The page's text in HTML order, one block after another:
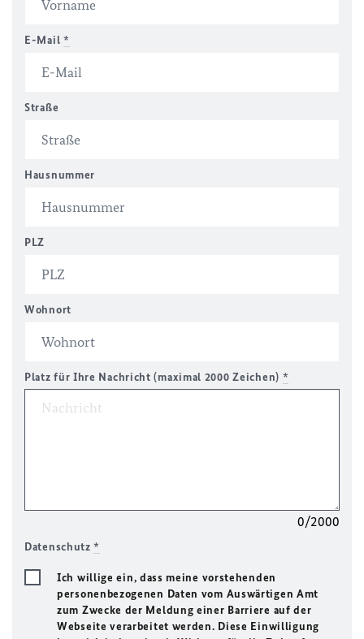
E-Mail *
Straße
Hausnummer
PLZ
Wohnort
Platz für Ihre Nachricht (maximal 2000 Zeichen) *
0/2000
Datenschutz*
Ich willige ein, dass meine vorstehenden
personenbezogenen Daten vom Auswärtigen Amt
zum Zwecke der Meldung einer Barriere auf der
Webseite verarbeitet werden. Diese Einwilligung